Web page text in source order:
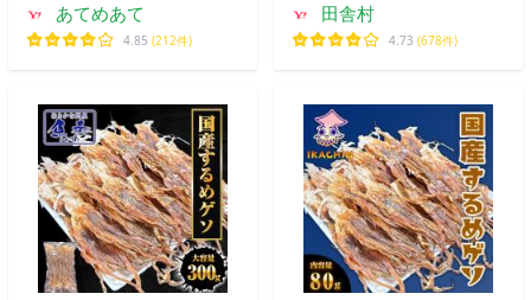
あてめあて
4.85 (212件)
田舎村
4.73 (678件)